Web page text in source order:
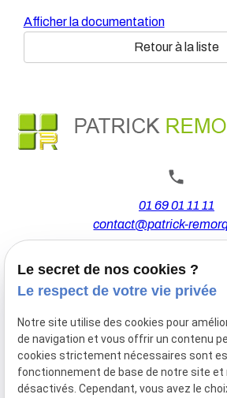
Afficher la documentation
Retour à la liste
01 69 01 11 11
contact@patrick-
44 Avenue de la Division
91160
Du Mardi au
De 9h00 à 12h30 et de
Le Lundi sur rendez-
Le secret de nos cookies ?
Le respect de votre vie privée
Notre site utilise des cookies pour
de navigation et vous offrir un contenu
cookies strictement nécessaires sont
fonctionnement de base de notre site et
désactivés. Cependant, vous avez le